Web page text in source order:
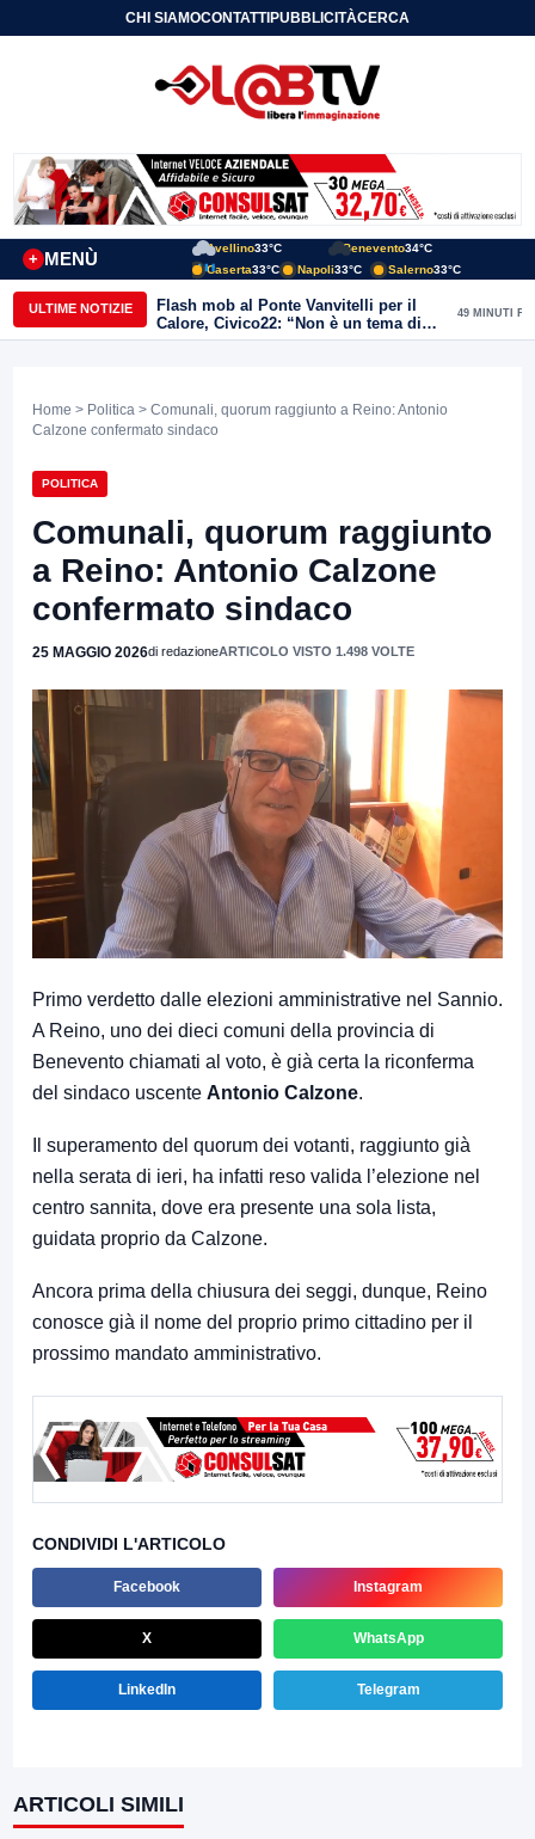
CHI SIAMOCONTATTIPUBBLICITÀCERCA
MENÙ
+
Avellino33°C Benevento34°C
Caserta33°C Napoli33°C Salerno33°C
ULTIME NOTIZIE
Flash mob al Ponte Vanvitelli per il
Calore, Civico22: “Non è un tema di
quartiere, riguarda tutta Benevento”
49 MINUTI FA
Home > Politica > Comunali, quorum raggiunto a Reino: Antonio
Calzone confermato sindaco
POLITICA
Comunali, quorum raggiunto
a Reino: Antonio Calzone
confermato sindaco
25 MAGGIO 2026di redazioneARTICOLO VISTO 1.498 VOLTE
Primo verdetto dalle elezioni amministrative nel Sannio.
A Reino, uno dei dieci comuni della provincia di
Benevento chiamati al voto, è già certa la riconferma
del sindaco uscente Antonio Calzone.
Il superamento del quorum dei votanti, raggiunto già
nella serata di ieri, ha infatti reso valida l’elezione nel
centro sannita, dove era presente una sola lista,
guidata proprio da Calzone.
Ancora prima della chiusura dei seggi, dunque, Reino
conosce già il nome del proprio primo cittadino per il
prossimo mandato amministrativo.
CONDIVIDI L'ARTICOLO
Facebook Instagram
X WhatsApp
LinkedIn Telegram
ARTICOLI SIMILI